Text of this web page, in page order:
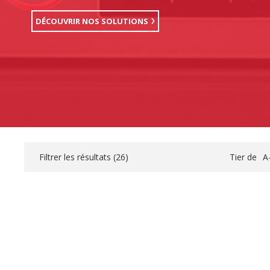
DÉCOUVRIR NOS SOLUTIONS
Filtrer les résultats (26) Tier de